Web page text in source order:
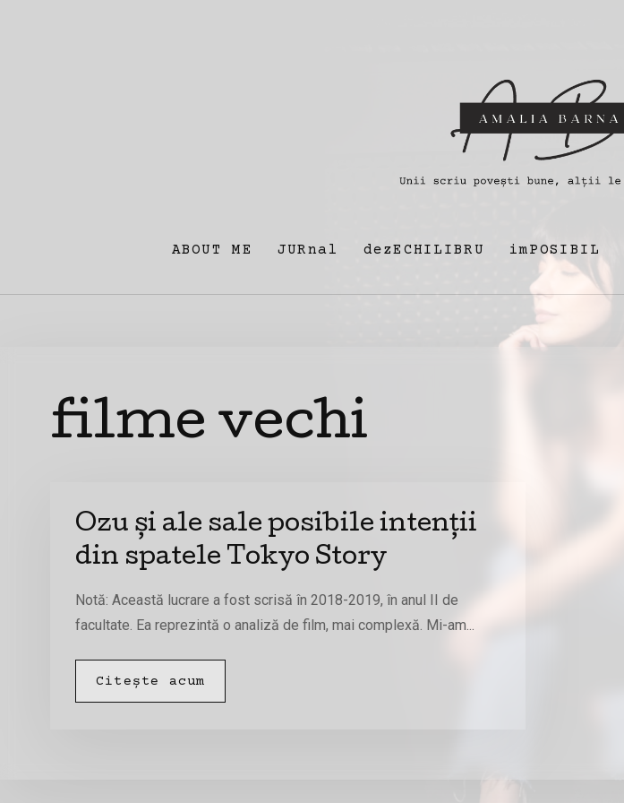
ABOUT ME JURnal dezECHILIBRU imPOSIBIL
filme vechi
Ozu și ale sale posibile intenții
din spatele Tokyo Story
Notă: Această lucrare a fost scrisă în 2018-2019, în anul II de
facultate. Ea reprezintă o analiză de film, mai complexă. Mi-am...
Citește acum